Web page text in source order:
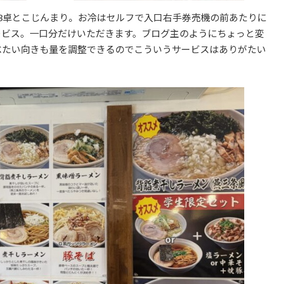
とこじんまり。お冷はセルフで入口右手券売機の前あたりに
ス。一口分だけいただきます。ブログ主のようにちょっと変
い向きも量を調整できるのでこういうサービスはありがたい